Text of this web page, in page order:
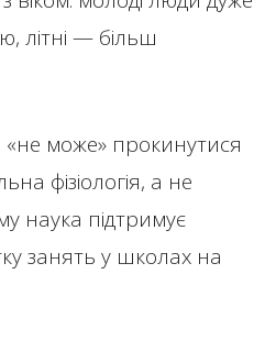
літні — більш
«не може» прокинутися
фізіологія, а не
наука підтримує
занять у школах на